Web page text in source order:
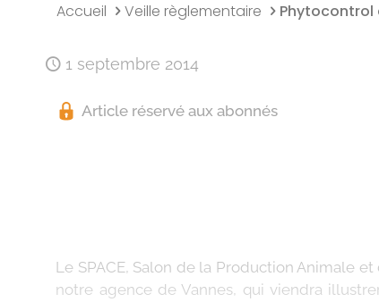
Accueil Veille règlementaire Phytocontrol
1 septembre 2014
Article réservé aux abonnés
Le SPACE, Salon de la Production Animale
notre agence de Vannes, qui viendra